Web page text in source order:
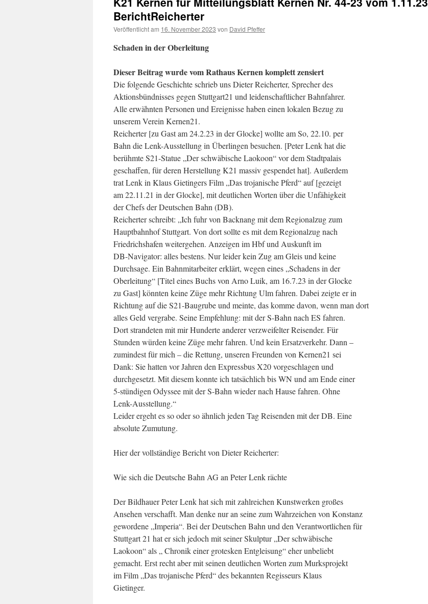
BerichtReicherter
Veröffentlicht am 16. November 2023 von David Pfeffer
Schaden in der Oberleitung
Dieser Beitrag wurde vom Rathaus Kernen komplett zensiert
Die folgende Geschichte schrieb uns Dieter Reicherter, Sprecher des
Aktionsbündnisses gegen Stuttgart21 und leidenschaftlicher Bahnfahrer.
Alle erwähnten Personen und Ereignisse haben einen lokalen Bezug zu
unserem Verein Kernen21.
Reicherter [zu Gast am 24.2.23 in der Glocke] wollte am So, 22.10. per
Bahn die Lenk-Ausstellung in Überlingen besuchen. [Peter Lenk hat die
berühmte S21-Statue „Der schwäbische Laokoon“ vor dem Stadtpalais
geschaffen, für deren Herstellung K21 massiv gespendet hat]. Außerdem
trat Lenk in Klaus Gietingers Film „Das trojanische Pferd“ auf [gezeigt
am 22.11.21 in der Glocke], mit deutlichen Worten über die Unfähigkeit
der Chefs der Deutschen Bahn (DB).
Reicherter schreibt: „Ich fuhr von Backnang mit dem Regionalzug zum
Hauptbahnhof Stuttgart. Von dort sollte es mit dem Regionalzug nach
Friedrichshafen weitergehen. Anzeigen im Hbf und Auskunft im
DB-Navigator: alles bestens. Nur leider kein Zug am Gleis und keine
Durchsage. Ein Bahnmitarbeiter erklärt, wegen eines „Schadens in der
Oberleitung“ [Titel eines Buchs von Arno Luik, am 16.7.23 in der Glocke
zu Gast] könnten keine Züge mehr Richtung Ulm fahren. Dabei zeigte er in
Richtung auf die S21-Baugrube und meinte, das komme davon, wenn man dort
alles Geld vergrabe. Seine Empfehlung: mit der S-Bahn nach ES fahren.
Dort strandeten mit mir Hunderte anderer verzweifelter Reisender. Für
Stunden würden keine Züge mehr fahren. Und kein Ersatzverkehr. Dann –
zumindest für mich – die Rettung, unseren Freunden von Kernen21 sei
Dank: Sie hatten vor Jahren den Expressbus X20 vorgeschlagen und
durchgesetzt. Mit diesem konnte ich tatsächlich bis WN und am Ende einer
5-stündigen Odyssee mit der S-Bahn wieder nach Hause fahren. Ohne
Lenk-Ausstellung.“
Leider ergeht es so oder so ähnlich jeden Tag Reisenden mit der DB. Eine
absolute Zumutung.
Hier der vollständige Bericht von Dieter Reicherter:
Wie sich die Deutsche Bahn AG an Peter Lenk rächte
Der Bildhauer Peter Lenk hat sich mit zahlreichen Kunstwerken großes
Ansehen verschafft. Man denke nur an seine zum Wahrzeichen von Konstanz
gewordene „Imperia“. Bei der Deutschen Bahn und den Verantwortlichen für
Stuttgart 21 hat er sich jedoch mit seiner Skulptur „Der schwäbische
Laokoon“ als „ Chronik einer grotesken Entgleisung“ eher unbeliebt
gemacht. Erst recht aber mit seinen deutlichen Worten zum Murksprojekt
im Film „Das trojanische Pferd“ des bekannten Regisseurs Klaus
Gietinger.